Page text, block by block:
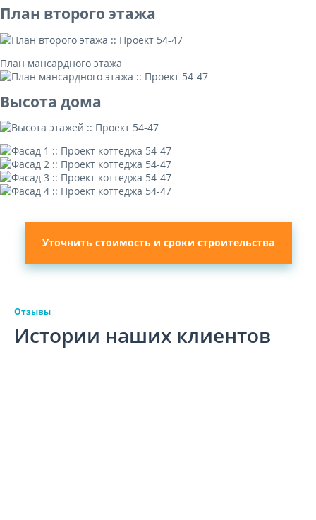
План второго этажа
План мансардного этажа
Высота дома
Уточнить стоимость и сроки строительства
Отзывы
Истории наших клиентов